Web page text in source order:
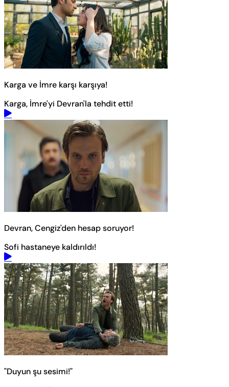
Karga ve İmre karşı karşıya!
Karga, İmre'yi Devran'la tehdit etti!
Devran, Cengiz'den hesap soruyor!
Sofi hastaneye kaldırıldı!
"Duyun şu sesimi!"